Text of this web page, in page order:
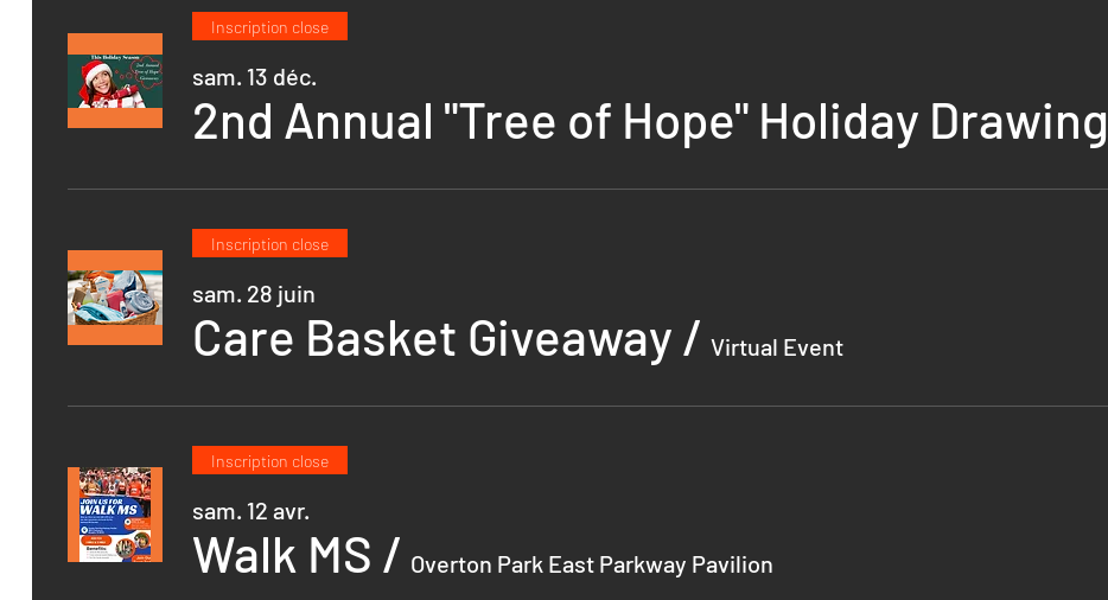
Inscription close
sam. 13 déc.
2nd Annual "Tree of Hope" Holiday Drawing
Inscription close
sam. 28 juin
Care Basket Giveaway / Virtual Event
Inscription close
sam. 12 avr.
Walk MS / Overton Park East Parkway Pavilion